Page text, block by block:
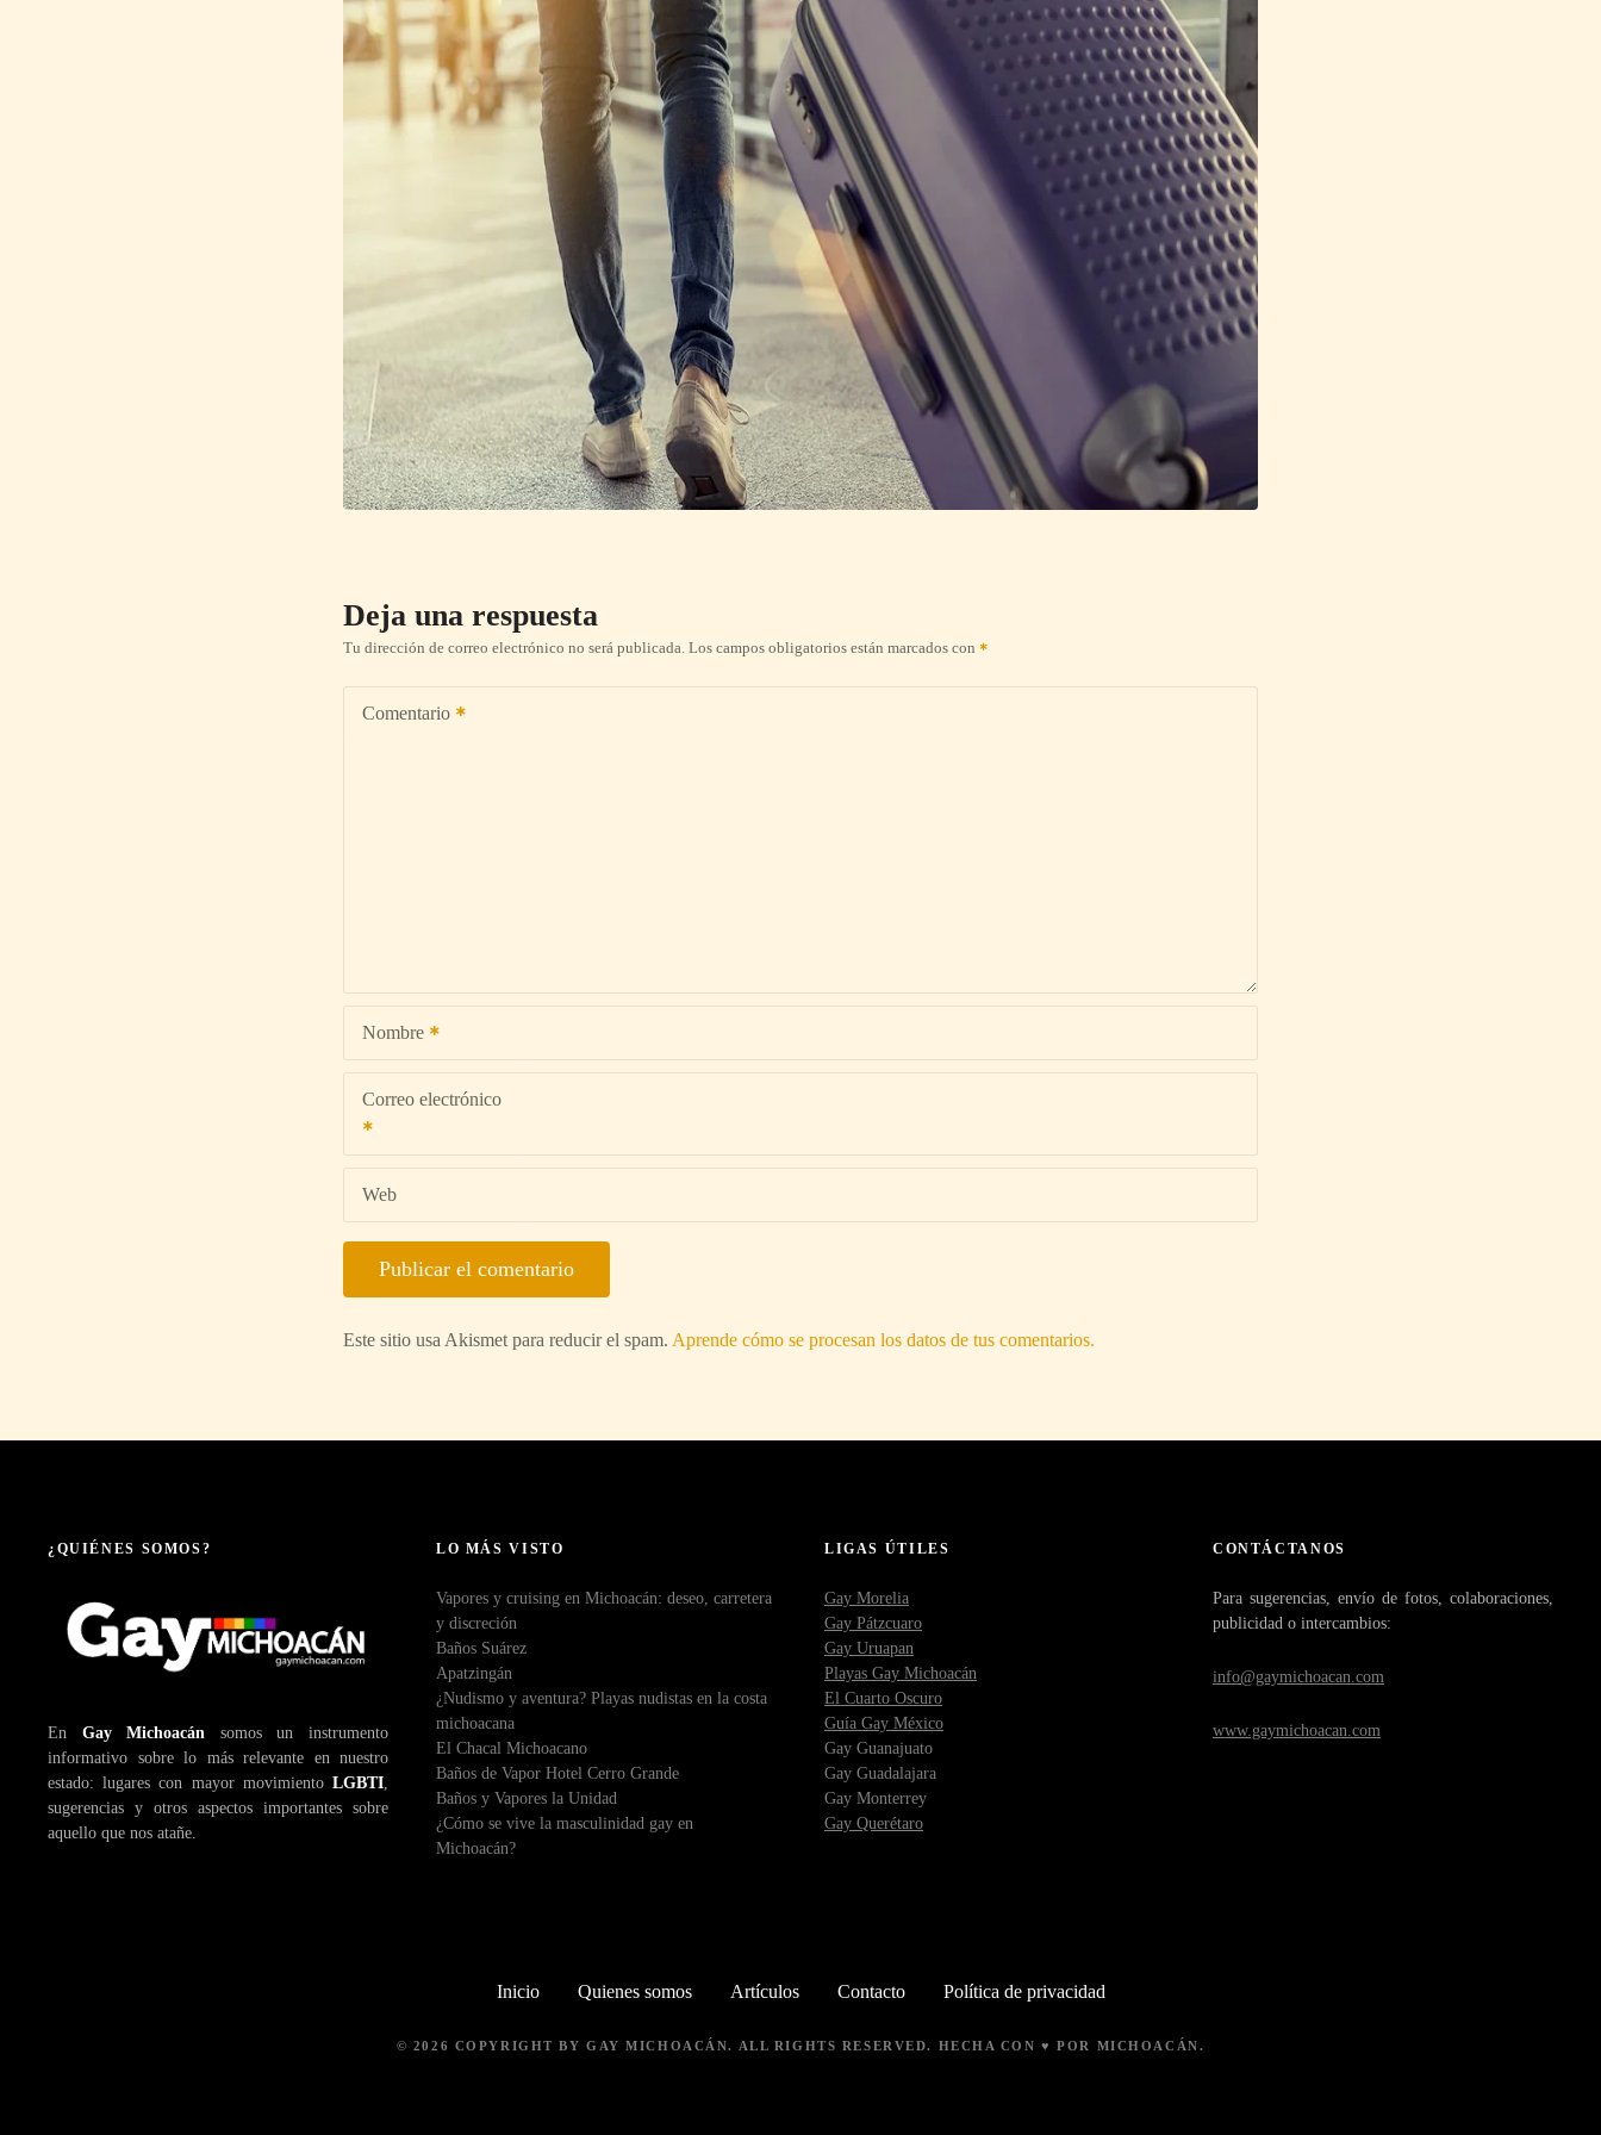
Deja una respuesta
Tu dirección de correo electrónico no será publicada. Los campos obligatorios están marcados con
Comentario
Nombre
Correo electrónico
Web
Este sitio usa Akismet para reducir el spam. Aprende cómo se procesan los datos de tus comentarios.
¿QUIÉNES SOMOS?
En Gay Michoacán somos un instrumento
informativo sobre lo más relevante en nuestro
estado: lugares con mayor movimiento LGBTI,
sugerencias y otros aspectos importantes sobre
aquello que nos atañe.
LO MÁS VISTO
Vapores y cruising en Michoacán: deseo, carretera
y discreción
Baños Suárez
Apatzingán
¿Nudismo y aventura? Playas nudistas en la costa
michoacana
El Chacal Michoacano
Baños de Vapor Hotel Cerro Grande
Baños y Vapores la Unidad
¿Cómo se vive la masculinidad gay en
Michoacán?
LIGAS ÚTILES
Gay Morelia
Gay Pátzcuaro
Gay Uruapan
Playas Gay Michoacán
El Cuarto Oscuro
Guía Gay México
Gay Guanajuato
Gay Guadalajara
Gay Monterrey
Gay Querétaro
CONTÁCTANOS
Para sugerencias, envío de fotos, colaboraciones,
publicidad o intercambios:
info@gaymichoacan.com
www.gaymichoacan.com
Inicio Quienes somos Artículos Contacto Política de privacidad
© 2026 COPYRIGHT BYGAY MICHOACÁN. ALL RIGHTS RESERVED. HECHA CON ♥ POR MICHOACÁN.